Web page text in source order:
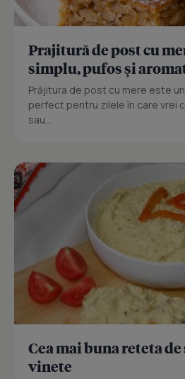
Prajitură de post cu
simplu, pufos și
Prăjitura de post cu mere este
perfect pentru zilele în care vrei
sau...
Cea mai buna reteta de
vinete